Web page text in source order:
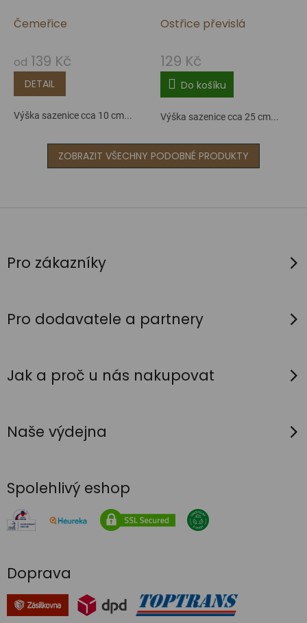
Čemeřice
od 139 Kč
DETAIL
Výška sazenice cca 10 cm...
Ostřice převislá
129 Kč
Do košíku
Výška sazenice cca 25 cm...
ZOBRAZIT VŠECHNY PODOBNÉ PRODUKTY
pPro zákazníky
Pro dodavatele a partnery
Jak a proč u nás nakupovat
Naše výdejna
Spolehlivý eshop
Doprava